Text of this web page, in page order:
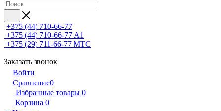
+375 (44) 710-66-77
+375 (44) 710-66-77 А1
+375 (29) 711-66-77 МТС
Заказать звонок
Войти
Сравнение0
Избранные товары 0
Корзина 0